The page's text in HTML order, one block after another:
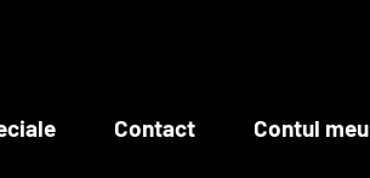
Contact Contul meu